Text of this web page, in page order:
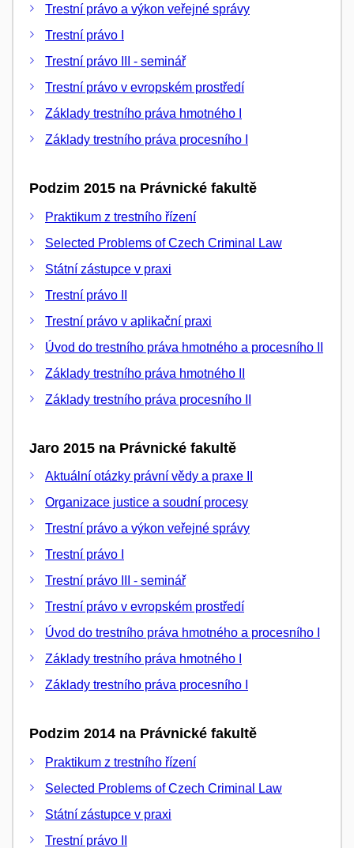
Trestní právo a výkon veřejné správy
Trestní právo I
Trestní právo III - seminář
Trestní právo v evropském prostředí
Základy trestního práva hmotného I
Základy trestního práva procesního I
Podzim 2015 na Právnické fakultě
Praktikum z trestního řízení
Selected Problems of Czech Criminal Law
Státní zástupce v praxi
Trestní právo II
Trestní právo v aplikační praxi
Úvod do trestního práva hmotného a procesního II
Základy trestního práva hmotného II
Základy trestního práva procesního II
Jaro 2015 na Právnické fakultě
Aktuální otázky právní vědy a praxe II
Organizace justice a soudní procesy
Trestní právo a výkon veřejné správy
Trestní právo I
Trestní právo III - seminář
Trestní právo v evropském prostředí
Úvod do trestního práva hmotného a procesního I
Základy trestního práva hmotného I
Základy trestního práva procesního I
Podzim 2014 na Právnické fakultě
Praktikum z trestního řízení
Selected Problems of Czech Criminal Law
Státní zástupce v praxi
Trestní právo II